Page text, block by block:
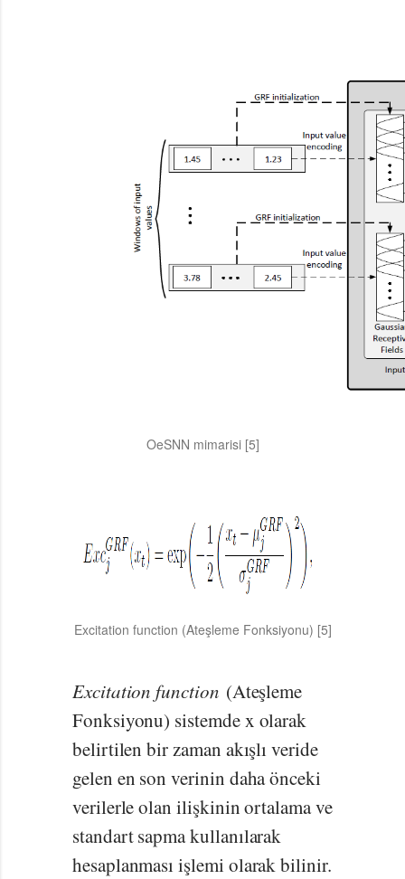
OeSNN mimarisi [5]
Excitation function (Ateşleme Fonksiyonu) [5]
Excitation function (Ateşleme
Fonksiyonu) sistemde x olarak
belirtilen bir zaman akışlı veride
gelen en son verinin daha önceki
verilerle olan ilişkinin ortalama ve
standart sapma kullanılarak
hesaplanması işlemi olarak bilinir.